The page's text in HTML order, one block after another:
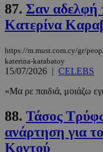
87. Σαν αδελφή
Κατερίνα
https://m.must.com.cy/gr/
katerina-karabatoy
15/07/2026 | CELEBS
«Μα ρε παιδιά, μοιάζω
88. Τάσος
ανάρτηση για
Κοντού